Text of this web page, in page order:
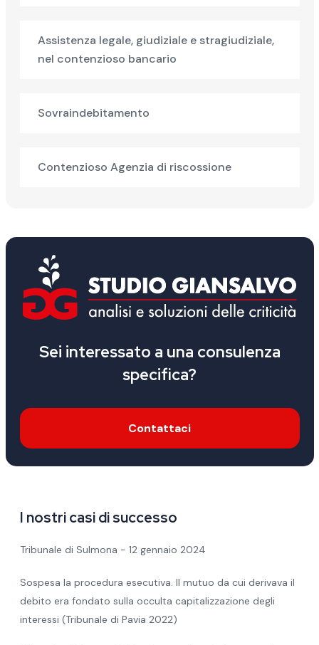
Assistenza legale, giudiziale e stragiudiziale,
nel contenzioso bancario
Sovraindebitamento
Contenzioso Agenzia di riscossione
Sei interessato a una consulenza
specifica?
Contattaci
I nostri casi di successo
Tribunale di Sulmona - 12 gennaio 2024
Sospesa la procedura esecutiva. Il mutuo da cui derivava il
debito era fondato sulla occulta capitalizzazione degli
interessi (Tribunale di Pavia 2022)